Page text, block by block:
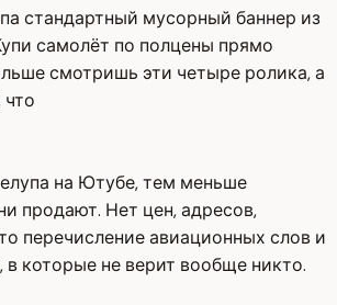
стандартный мусорный баннер из
самолёт по полцены прямо
смотришь эти четыре ролика, а
что
на Ютубе, тем меньше
продают. Нет цен, адресов,
перечисление авиационных слов и
которые не верит вообще никто.